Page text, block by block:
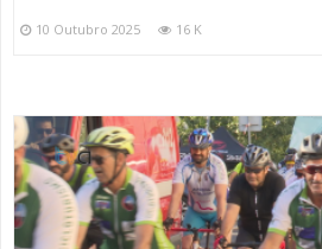
10 Outubro 2025 16 K